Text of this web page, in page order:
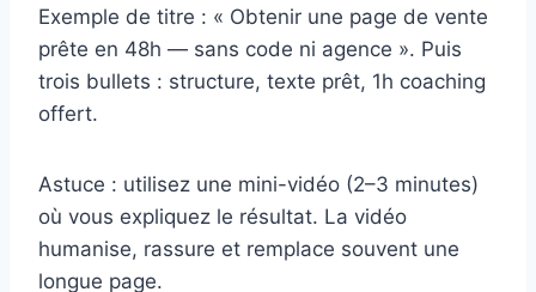
Exemple de titre : « Obtenir une page de vente
prête en 48h — sans code ni agence ». Puis
trois bullets : structure, texte prêt, 1h coaching
offert.
Astuce : utilisez une mini-vidéo (2–3 minutes)
où vous expliquez le résultat. La vidéo
humanise, rassure et remplace souvent une
longue page.